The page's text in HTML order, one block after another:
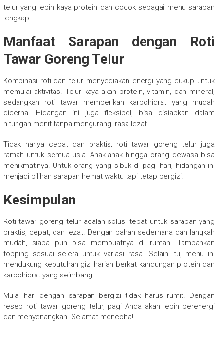
telur yang lebih kaya protein dan cocok sebagai menu sarapan
lengkap.
Manfaat Sarapan dengan Roti
Tawar Goreng Telur
Kombinasi roti dan telur menyediakan energi yang cukup untuk
memulai aktivitas. Telur kaya akan protein, vitamin, dan mineral,
sedangkan roti tawar memberikan karbohidrat yang mudah
dicerna. Hidangan ini juga fleksibel, bisa disiapkan dalam
hitungan menit tanpa mengurangi rasa lezat.
Tidak hanya cepat dan praktis, roti tawar goreng telur juga
ramah untuk semua usia. Anak-anak hingga orang dewasa bisa
menikmatinya. Untuk orang yang sibuk di pagi hari, hidangan ini
menjadi pilihan sarapan hemat waktu tapi tetap bergizi.
Kesimpulan
Roti tawar goreng telur adalah solusi tepat untuk sarapan yang
praktis, cepat, dan lezat. Dengan bahan sederhana dan langkah
mudah, siapa pun bisa membuatnya di rumah. Tambahkan
topping sesuai selera untuk variasi rasa. Selain itu, menu ini
mendukung kebutuhan gizi harian berkat kandungan protein dan
karbohidrat yang seimbang.
Mulai hari dengan sarapan bergizi tidak harus rumit. Dengan
resep roti tawar goreng telur, pagi Anda akan lebih berenergi
dan menyenangkan. Selamat mencoba!